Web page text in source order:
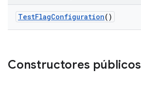
TestFlagConfiguration()
Constructores públicos